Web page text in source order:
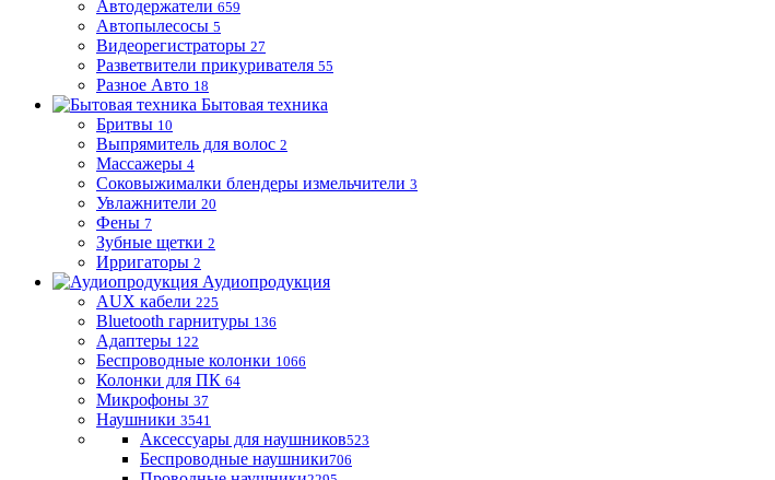
Автодержатели 659
Автопылесосы 5
Видеорегистраторы 27
Разветвители прикуривателя 55
Разное Авто 18
Бытовая техника
Бритвы 10
Выпрямитель для волос 2
Массажеры 4
Соковыжималки блендеры измельчители 3
Увлажнители 20
Фены 7
Зубные щетки 2
Ирригаторы 2
Аудиопродукция
AUX кабели 225
Bluetooth гарнитуры 136
Адаптеры 122
Беспроводные колонки 1066
Колонки для ПК 64
Микрофоны 37
Наушники 3541
Аксессуары для наушников523
Беспроводные наушники706